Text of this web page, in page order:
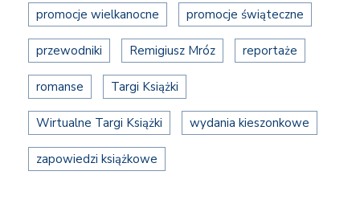
promocje wielkanocne promocje świąteczne
przewodniki Remigiusz Mróz reportaże
romanse Targi Książki
Wirtualne Targi Książki wydania kieszonkowe
zapowiedzi książkowe